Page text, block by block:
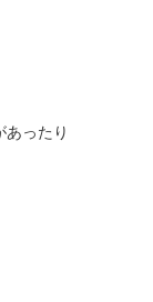
あったり